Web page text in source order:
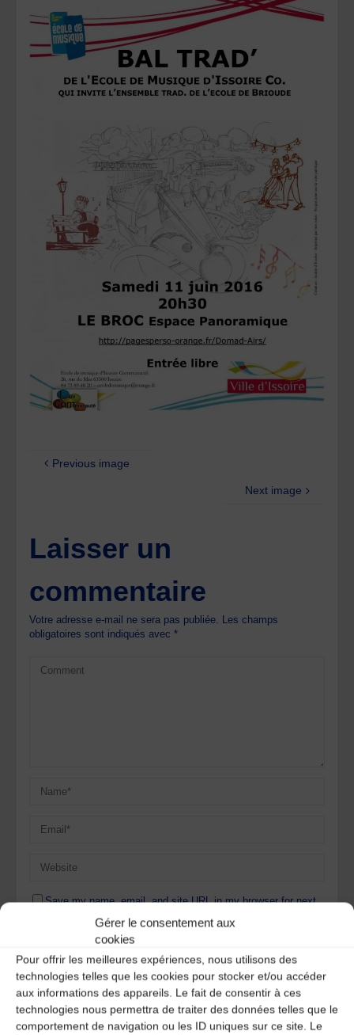
Gérer le consentement aux
cookies
Pour offrir les meilleures expériences, nous utilisons des
technologies telles que les cookies pour stocker et/ou accéder
aux informations des appareils. Le fait de consentir à ces
technologies nous permettra de traiter des données telles que le
comportement de navigation ou les ID uniques sur ce site. Le
Previous image
Next image
Laisser un
commentaire
Votre adresse e-mail ne sera pas publiée. Les champs
obligatoires sont indiqués avec*
Save my name, email, and site URL in my browser for next
time I post a comment.
Ce site utilise Akismet pour réduire les indésirables.En
savoir plus sur la façon dont les données de vos
commentaires sont traitées.